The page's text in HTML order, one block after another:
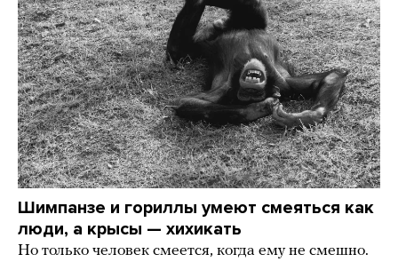
Шимпанзе и гориллы умеют смеяться как
люди, а крысы — хихикать
Но только человек смеется, когда ему не смешно.